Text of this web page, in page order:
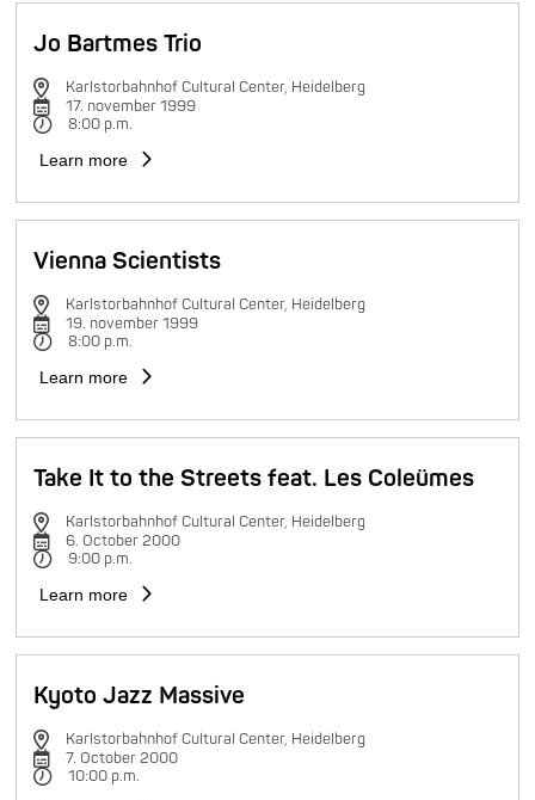
Jo Bartmes Trio
Karlstorbahnhof Cultural Center, Heidelberg
17. november 1999
8:00 p.m.
Learn more
Vienna Scientists
Karlstorbahnhof Cultural Center, Heidelberg
19. november 1999
8:00 p.m.
Learn more
Take It to the Streets feat. Les Coleümes
Karlstorbahnhof Cultural Center, Heidelberg
6. October 2000
9:00 p.m.
Learn more
Kyoto Jazz Massive
Karlstorbahnhof Cultural Center, Heidelberg
7. October 2000
10:00 p.m.